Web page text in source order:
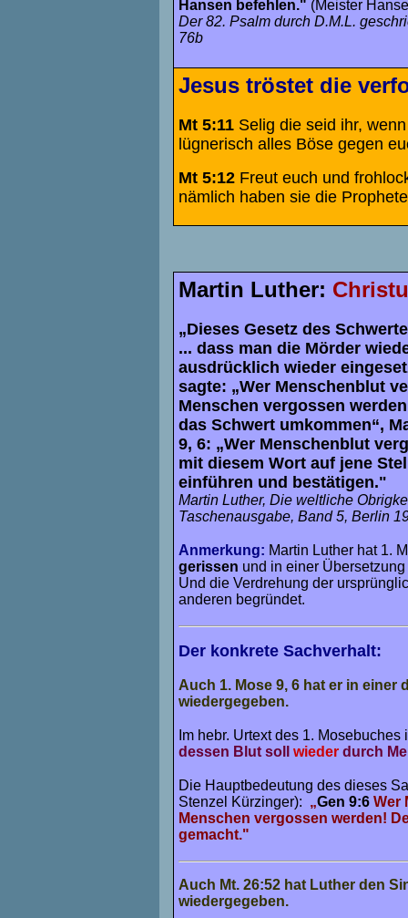
Hansen befehlen." (Meister
Der 82. Psalm durch D.M.L.
76b
Jesus tröstet die
Mt 5:11 Selig die seid ihr,
lügnerisch alles Böse gegen
Mt 5:12 Freut euch und
nämlich haben sie die
Martin Luther:
„Dieses Gesetz des
... dass man die Mörder
ausdrücklich wieder
sagte: „Wer Menschenblut
Menschen vergossen
das Schwert umkommen“,
9, 6: „Wer Menschenblut
mit diesem Wort auf jene
einführen und bestätigen."
Martin Luther, Die weltliche
Taschenausgabe, Band 5, Berlin
Anmerkung: Martin Luther hat 1.
gerissen und in einer
Und die Verdrehung der
anderen begründet.
Der konkrete Sachverhalt:
Auch 1. Mose 9, 6 hat er in
wiedergegeben.
Im hebr. Urtext des 1. Mosebuches
dessen Blut soll wieder durch
Die Hauptbedeutung des dieses
Stenzel Kürzinger): „Gen 9:6 Wer
Menschen vergossen werden!
gemacht."
Auch Mt. 26:52 hat Luther den
wiedergegeben.